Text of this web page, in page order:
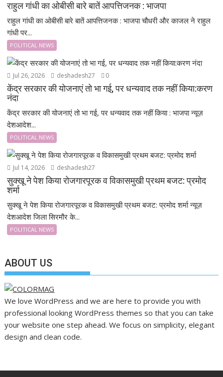
राहुल गांधी का ओबीसी बारे बातें आपत्तिजनक : भाजपा
राहुल गांधी का ओबीसी बारे बातें आपत्तिजनक : भाजपा चौधरी और काजल ने राहुल
गांधी पर...
POLITICAL NEWS
Jul 26, 2026 deshadesh27 0
केंद्र सरकार की योजनाएं तो भा गई, पर धन्यवाद तक नहीं किया:करण
नंदा
केंद्र सरकार की योजनाएं तो भा गई, पर धन्यवाद तक नहीं किया : भाजपा न्यूज़
देशआदेश...
POLITICAL NEWS
Jul 14, 2026 deshadesh27
सुक्खू ने पेश किया रोजगारपूरक व विकासमुखी प्रथम बजट: प्रमोद
शर्मा
सुक्खू ने पेश किया रोजगारपूरक व विकासमुखी प्रथम बजट: प्रमोद शर्मा न्यूज़
देशआदेश जिला सिरमौर के...
POLITICAL NEWS
ABOUT US
We love WordPress and we are here to provide you with
professional looking WordPress themes so that you can take
your website one step ahead. We focus on simplicity, elegant
design and clean code.